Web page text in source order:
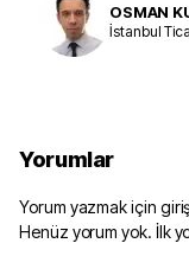
OSMAN
İstanbul
Yorumlar
Yorum yazmak için
Henüz yorum yok. İlk